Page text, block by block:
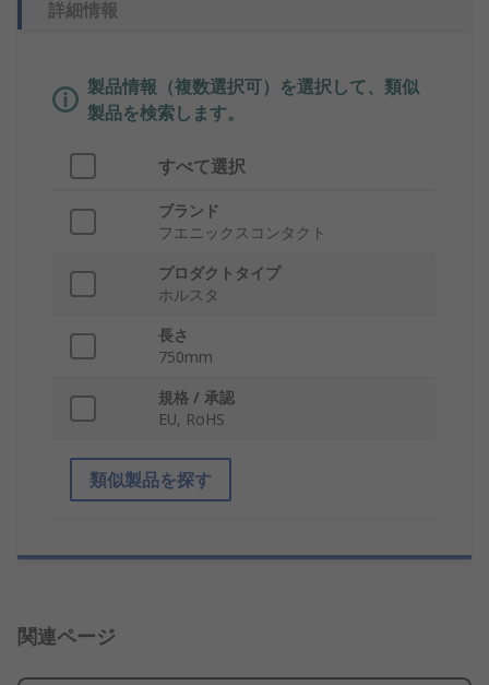
詳細情報
製品情報（複数選択可）を選択して、類似
製品を検索します。
すべて選択
ブランド
フエニックスコンタクト
プロダクトタイプ
ホルスタ
長さ
750mm
規格 / 承認
EU, RoHS
類似製品を探す
関連ページ